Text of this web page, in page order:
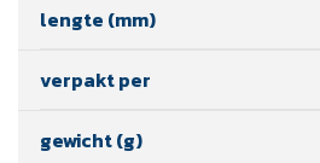
lengte (mm)
verpakt per
gewicht (g)